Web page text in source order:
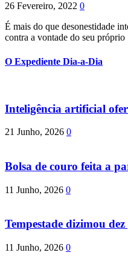
26 Fevereiro, 2022 0
É mais do que desonestidade
contra a vontade do seu próprio
O Expediente Dia-a-Dia
Inteligência artificial
21 Junho, 2026 0
Bolsa de couro feita a
11 Junho, 2026 0
Tempestade dizimou
11 Junho, 2026 0